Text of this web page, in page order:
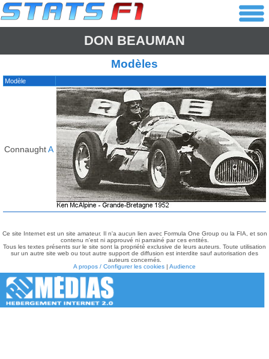
DON BEAUMAN
Modèles
Modèle
ConnaughtA
Ce site Internet est un site amateur. Il n'a aucun lien avec Formula One Group ou la FIA, et son
contenu n'est ni approuvé ni parrainé par ces entités.
Tous les textes présents sur le site sont la propriété exclusive de leurs auteurs. Toute utilisation
sur un autre site web ou tout autre support de diffusion est interdite sauf autorisation des
auteurs concernés.
A propos / Configurer les cookies | Audience